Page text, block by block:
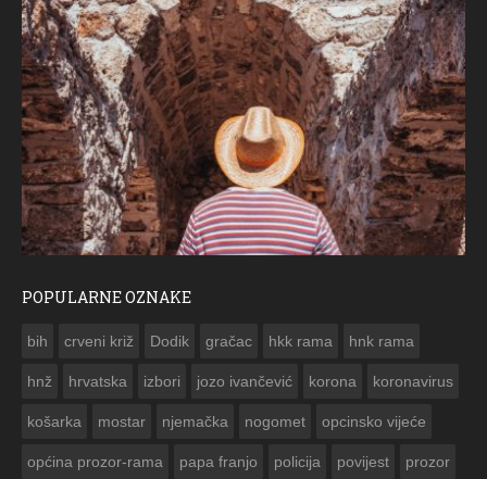
POPULARNE OZNAKE
bih crveni križ Dodik gračac hkk rama hnk rama
hnž hrvatska izbori jozo ivančević korona koronavirus
košarka mostar njemačka nogomet opcinsko vijeće
općina prozor-rama papa franjo policija povijest prozor